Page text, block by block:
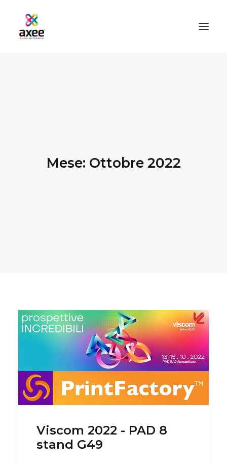
Mese: Ottobre 2022
Viscom 2022 - PAD 8
stand G49